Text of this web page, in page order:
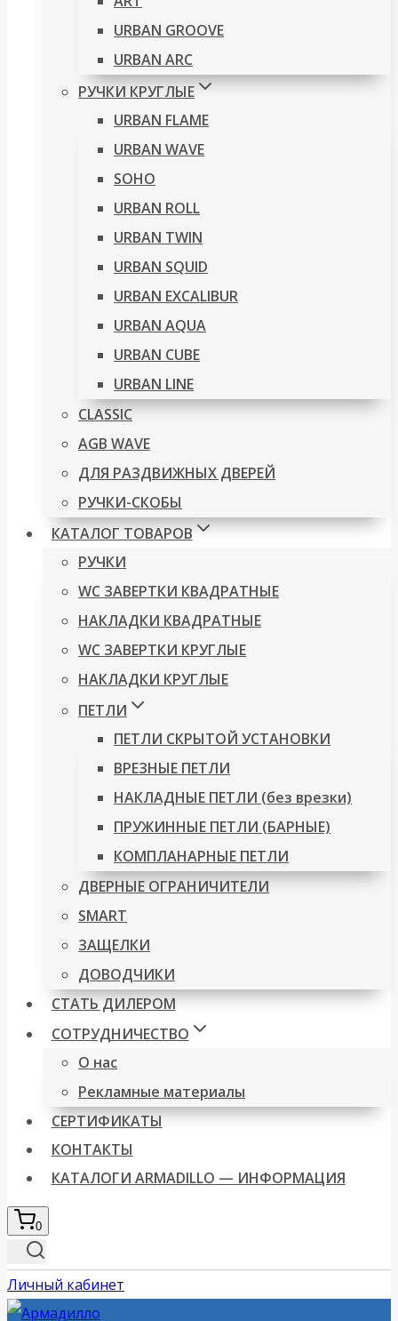
URBAN GROOVE
URBAN ARC
РУЧКИ КРУГЛЫЕ
URBAN FLAME
URBAN WAVE
SOHO
URBAN ROLL
URBAN TWIN
URBAN SQUID
URBAN EXCALIBUR
URBAN AQUA
URBAN CUBE
URBAN LINE
CLASSIC
AGB WAVE
ДЛЯ РАЗДВИЖНЫХ ДВЕРЕЙ
РУЧКИ-СКОБЫ
КАТАЛОГ ТОВАРОВ
РУЧКИ
WC ЗАВЕРТКИ КВАДРАТНЫЕ
НАКЛАДКИ КВАДРАТНЫЕ
WC ЗАВЕРТКИ КРУГЛЫЕ
НАКЛАДКИ КРУГЛЫЕ
ПЕТЛИ
ПЕТЛИ СКРЫТОЙ УСТАНОВКИ
ВРЕЗНЫЕ ПЕТЛИ
НАКЛАДНЫЕ ПЕТЛИ (без врезки)
ПРУЖИННЫЕ ПЕТЛИ (БАРНЫЕ)
КОМПЛАНАРНЫЕ ПЕТЛИ
ДВЕРНЫЕ ОГРАНИЧИТЕЛИ
SMART
ЗАЩЕЛКИ
ДОВОДЧИКИ
СТАТЬ ДИЛЕРОМ
СОТРУДНИЧЕСТВО
О нас
Рекламные материалы
СЕРТИФИКАТЫ
КОНТАКТЫ
КАТАЛОГИ ARMADILLO — ИНФОРМАЦИЯ
0
Личный кабинет